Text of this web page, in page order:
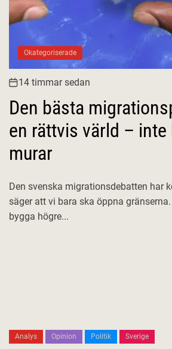
Okategoriserade
14 timmar sedan
Den bästa
en rättvis värld – inte
murar
Den svenska migrationsdebatten har
säger att vi bara ska öppna gränserna.
bygga högre...
Analys Opinion Politik Sverige